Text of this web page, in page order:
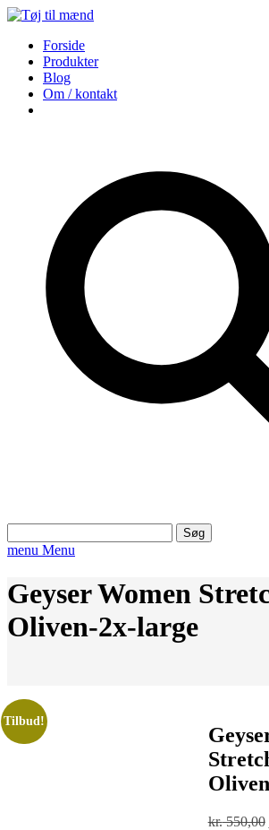
Forside
Produkter
Blog
Om / kontakt
efter:
menu Menu
Geyser Women
Oliven-2x-large
Tilbud!
kr.550,00